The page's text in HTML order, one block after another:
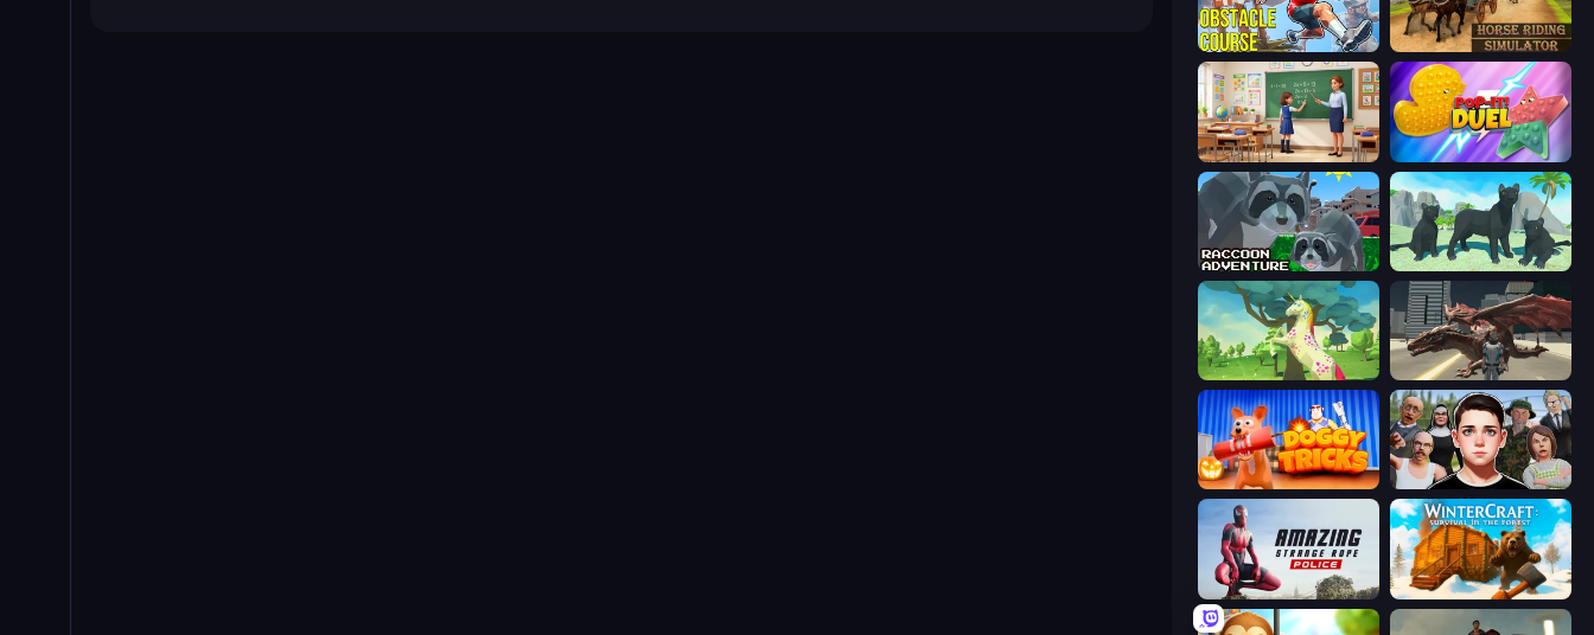
Obstacle Course Ragdoll Horse Riding Simulator
High School Teacher Simulator Pop It! Duel
Raccoon Adventure: City Simulator 3D Panther Family Simulator 3D
Unicorn Family Simulator Magic World Dragon Vice City
Doggy Tricks Schoolboy Escape: Runaway
Amazing Strange Rope Police WinterCraft: Survival in the Forest